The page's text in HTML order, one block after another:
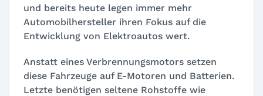
und bereits heute legen immer mehr
Automobilhersteller ihren Fokus auf die
Entwicklung von Elektroautos wert.
Anstatt eines Verbrennungsmotors setzen
diese Fahrzeuge auf E-Motoren und Batterien.
Letzte benötigen seltene Rohstoffe wie